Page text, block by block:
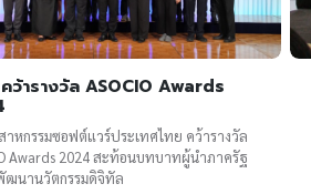
คว้ารางวัล ASOCIO Awards
าหกรรมซอฟต์แวร์ประเทศไทย คว้ารางวัล
Awards 2024 สะท้อนบทบาทผู้นำภาครัฐ
ฒนานวัตกรรมดิจิทัล